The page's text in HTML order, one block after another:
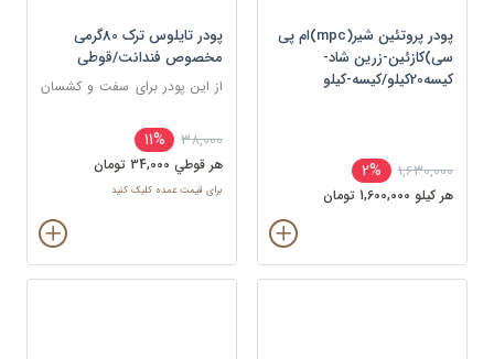
پودر پروتئین شیر(mpc)ام پی
سی)کازئین-زرین شاد-
کیسه20کیلو/کیسه-کیلو
1,630,000
2%
هر کيلو 1,600,000 تومان
پودر تایلوس ترک 80گرمی
مخصوص فندانت/قوطی
از این پودر برای سفت و کشسان
می‌شود.
38,000
11%
هر قوطي 34,000 تومان
برای قیمت عمده کلیک کنید